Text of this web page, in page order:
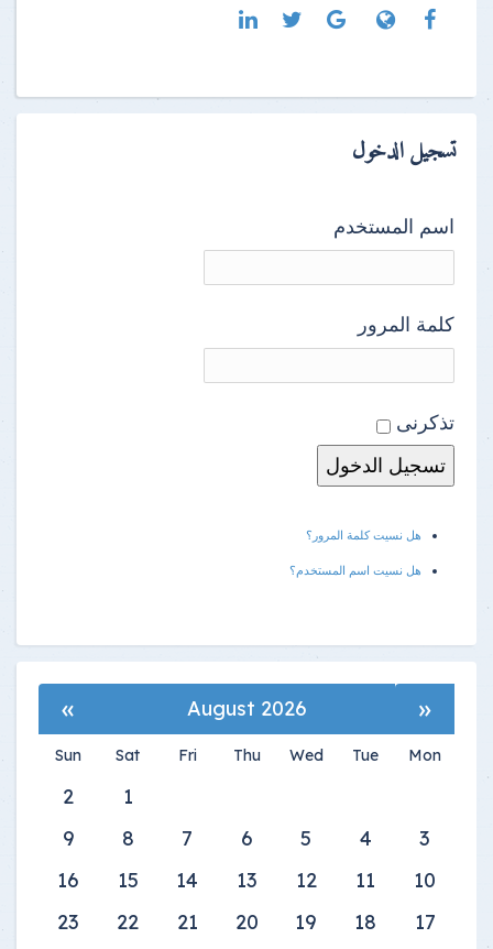
تسجيل الدخول
اسم المستخدم
كلمة المرور
تذكرنى
هل نسيت كلمة المرور؟
هل نسيت اسم المستخدم؟
«
August 2026
»
Mon
Tue
Wed
Thu
Fri
Sat
Sun
1
2
3
4
5
6
7
8
9
10
11
12
13
14
15
16
17
18
19
20
21
22
23